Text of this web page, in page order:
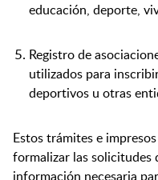
educación, deporte,
Registro de
utilizados para
deportivos u otras
Estos trámites e
formalizar las solicitudes
información necesaria